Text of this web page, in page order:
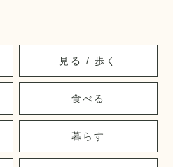
見る / 歩く
食べる
暮らす